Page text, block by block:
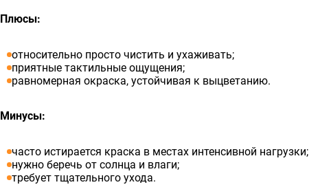
Плюсы:
относительно просто чистить и ухаживать;
приятные тактильные ощущения;
равномерная окраска, устойчивая к выцветанию.
Минусы:
часто истирается краска в местах интенсивной нагрузки;
нужно беречь от солнца и влаги;
требует тщательного ухода.